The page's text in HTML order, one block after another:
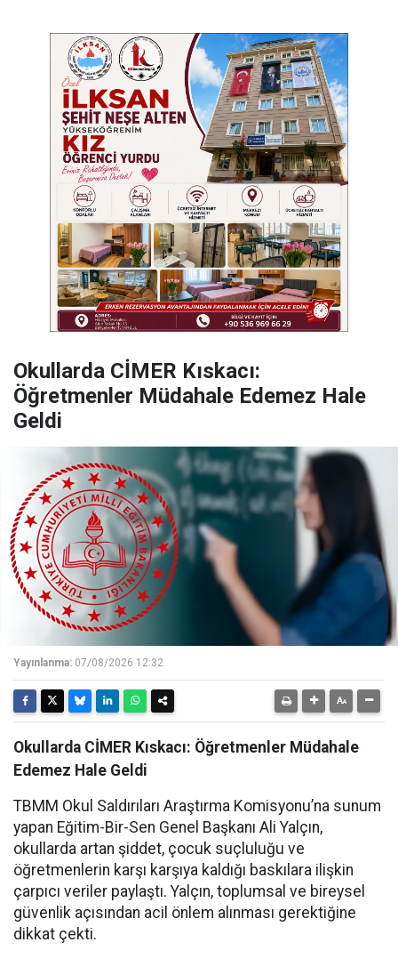
Okullarda CİMER Kıskacı:
Öğretmenler Müdahale Edemez Hale
Geldi
Yayınlanma: 07/08/2026 12:32
Okullarda CİMER Kıskacı: Öğretmenler Müdahale
Edemez Hale Geldi
TBMM Okul Saldırıları Araştırma Komisyonu’na sunum
yapan Eğitim-Bir-Sen Genel Başkanı Ali Yalçın,
okullarda artan şiddet, çocuk suçluluğu ve
öğretmenlerin karşı karşıya kaldığı baskılara ilişkin
çarpıcı veriler paylaştı. Yalçın, toplumsal ve bireysel
güvenlik açısından acil önlem alınması gerektiğine
dikkat çekti.